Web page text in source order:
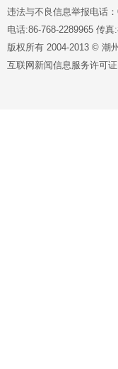
违法与不良信息举报电话
电话:86-768-2289965 传
版权所有 2004-2013 © 潮
互联网新闻信息服务许可